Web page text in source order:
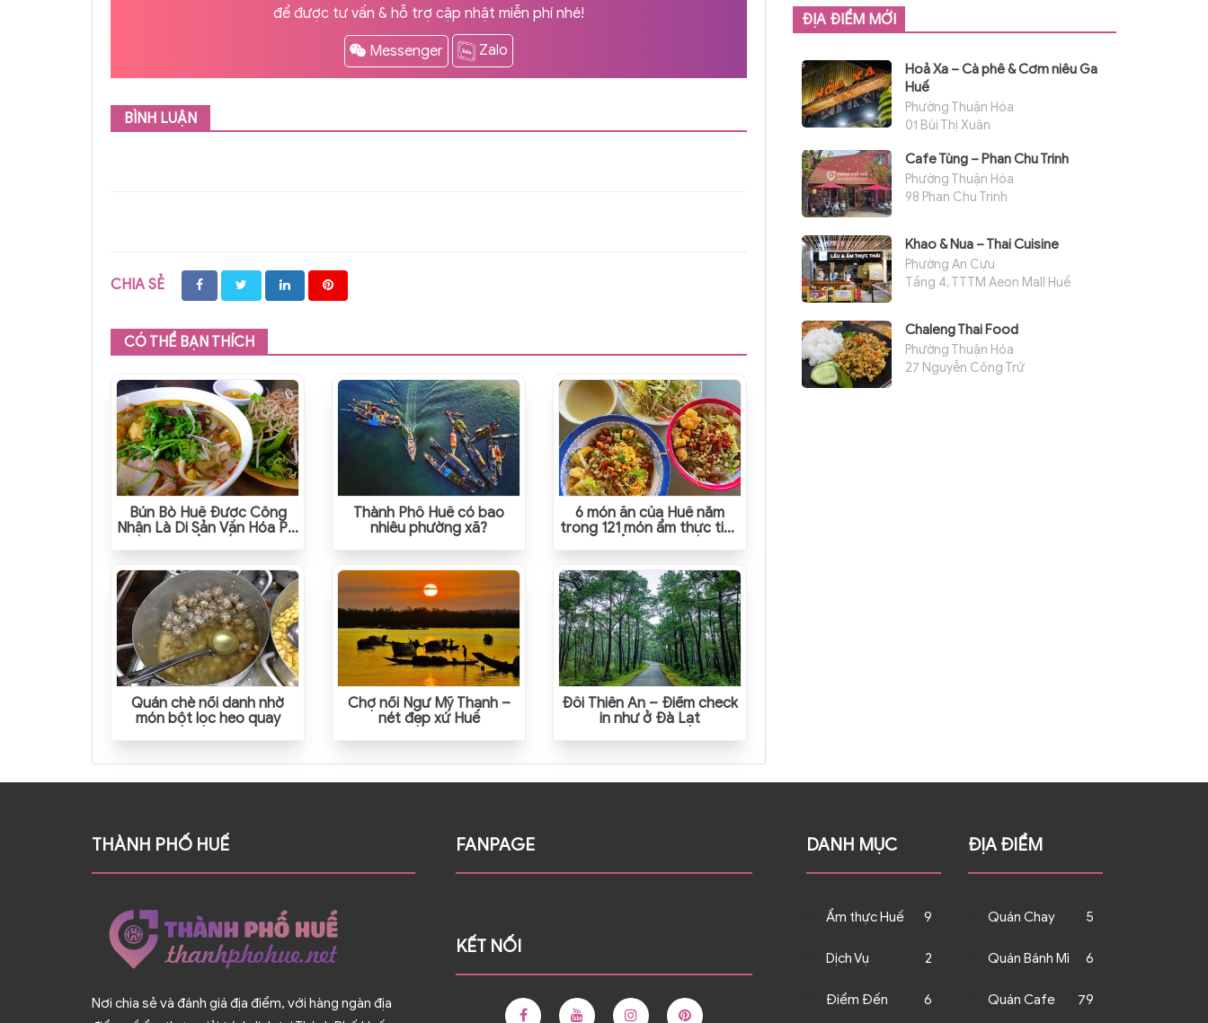
để được tư vấn & hỗ trợ cập nhật miễn phí nhé!
Messenger Zalo
BÌNH LUẬN
CHIA SẺ
CÓ THỂ BẠN THÍCH
Bún Bò Huế Được Công
Nhận Là Di Sản Văn Hóa Phi
Thành Phố Huế có bao
nhiêu phường xã?
6 món ăn của Huế nằm
trong 121 món ẩm thực tiêu
Quán chè nổi danh nhờ
món bột lọc heo quay
Chợ nổi Ngư Mỹ Thạnh –
nét đẹp xứ Huế
Đồi Thiên An – Điểm check
in như ở Đà Lạt
ĐỊA ĐIỂM MỚI
Hoả Xa – Cà phê & Cơm niêu Ga
Huế
Phường Thuận Hóa
01 Bùi Thị Xuân
Cafe Tùng – Phan Chu Trinh
Phường Thuận Hóa
98 Phan Chu Trinh
Khao & Nua – Thai Cuisine
Phường An Cựu
Tầng 4, TTTM Aeon Mall Huế
Chaleng Thai Food
Phường Thuận Hóa
27 Nguyễn Công Trứ
THÀNH PHỐ HUẾ
Nơi chia sẻ và đánh giá địa điểm, với hàng ngàn địa
FANPAGE
KẾT NỐI
DANH MỤC
Ẩm thực Huế 9
Dịch Vụ 2
Điểm Đến 6
ĐỊA ĐIỂM
Quán Chay 5
Quán Bánh Mì 6
Quán Cafe 79